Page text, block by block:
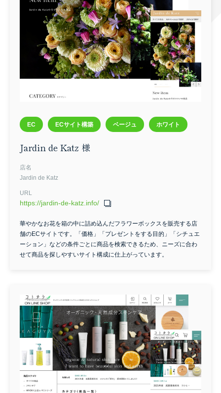
EC ECサイト構築 ベージュ ホワイト
Jardin de Katz 様
店名
Jardin de Katz
URL
https://jardin-de-katz.info/
華やかなお花を箱の中に詰め込んだフラワーボックスを販売する店
舗のECサイトです。「価格」「プレゼントをする目的」「シチュエ
ーション」などの条件ごとに商品を検索できるため、ニーズに合わ
せて商品を探しやすいサイト構成に仕上がっています。